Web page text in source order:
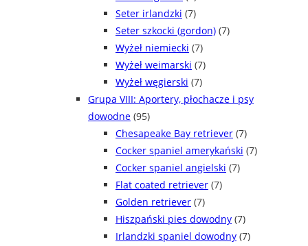
Seter irlandzki (7)
Seter szkocki (gordon) (7)
Wyżeł niemiecki (7)
Wyżeł weimarski (7)
Wyżeł węgierski (7)
Grupa VIII: Aportery, płochacze i psy
dowodne (95)
Chesapeake Bay retriever (7)
Cocker spaniel amerykański (7)
Cocker spaniel angielski (7)
Flat coated retriever (7)
Golden retriever (7)
Hiszpański pies dowodny (7)
Irlandzki spaniel dowodny (7)